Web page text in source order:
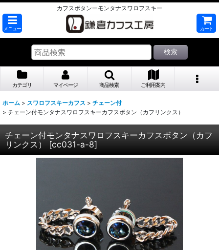
カフスボタンーモンタナスワロフスキー
メニュー カート
検索
カテゴリ マイページ 商品検索 ご利用案内
ホーム > スワロフスキーカフス > チェーン付
> チェーン付モンタナスワロフスキーカフスボタン（カフリンクス）
チェーン付モンタナスワロフスキーカフスボタン（カフ
リンクス）
[cc031-a-8]